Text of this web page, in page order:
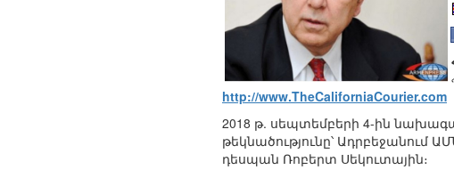
http://www.TheCaliforniaCourier.com
2018 թ. սեպտեմբերի 4-ին
թեկնածությունը՝
դեսպան Ռոբերտ Սեկուտային։